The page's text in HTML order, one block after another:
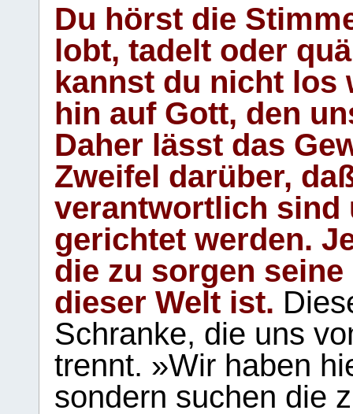
Du hörst die
lobt, tadelt oder
kannst du nicht los
hin auf Gott, den
Daher lässt das
Zweifel darüber,
verantwortlich sind
gerichtet werden.
die zu sorgen
dieser Welt ist.
Schranke, die uns
trennt. »Wir haben
sondern suchen die